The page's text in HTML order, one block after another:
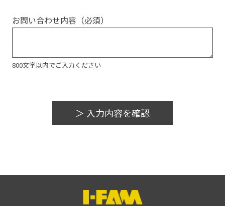
お問い合わせ内容 （必須）
800文字以内でご入力ください